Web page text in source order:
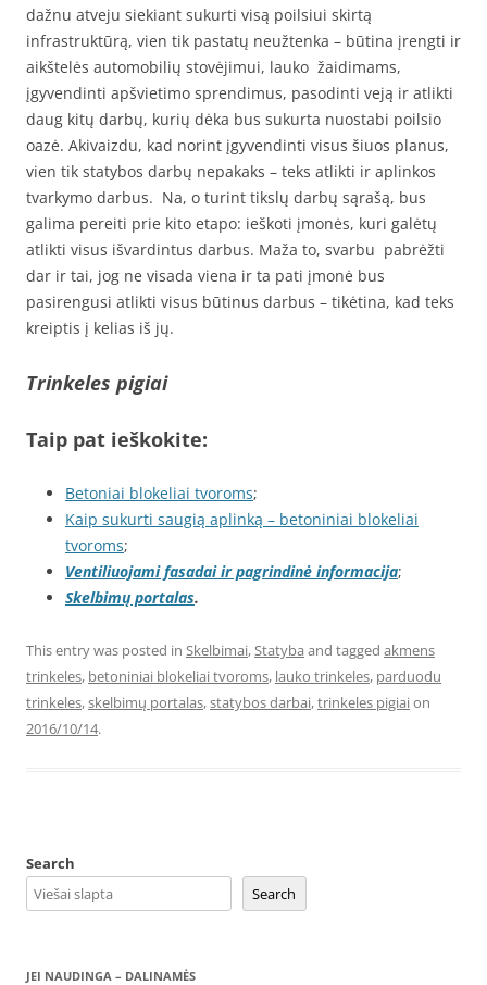
dažnu atveju siekiant sukurti visą poilsiui skirtą
infrastruktūrą, vien tik pastatų neužtenka – būtina įrengti ir
aikštelės automobilių stovėjimui, lauko žaidimams,
įgyvendinti apšvietimo sprendimus, pasodinti veją ir atlikti
daug kitų darbų, kurių dėka bus sukurta nuostabi poilsio
oazė. Akivaizdu, kad norint įgyvendinti visus šiuos planus,
vien tik statybos darbų nepakaks – teks atlikti ir aplinkos
tvarkymo darbus. Na, o turint tikslų darbų sąrašą, bus
galima pereiti prie kito etapo: ieškoti įmonės, kuri galėtų
atlikti visus išvardintus darbus. Maža to, svarbu pabrėžti
dar ir tai, jog ne visada viena ir ta pati įmonė bus
pasirengusi atlikti visus būtinus darbus – tikėtina, kad teks
kreiptis į kelias iš jų.
Trinkeles pigiai
Taip pat ieškokite:
Betoniai blokeliai tvoroms;
Kaip sukurti saugią aplinką – betoniniai blokeliai
tvoroms;
Ventiliuojami fasadai ir pagrindinė informacija;
Skelbimų portalas.
This entry was posted in Skelbimai,Statyba and tagged akmens
trinkeles, betoniniai blokeliai tvoroms, lauko trinkeles, parduodu
trinkeles,skelbimų portalas,statybos darbai,trinkeles pigiaion
2016/10/14.
Search
Search
JEI NAUDINGA – DALINAMĖS